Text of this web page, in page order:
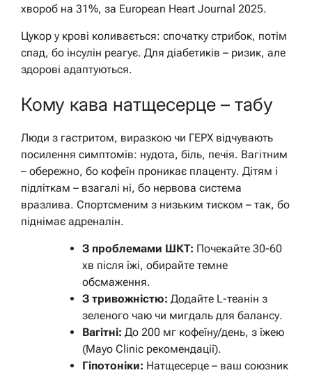
хвороб на 31%, за European Heart Journal 2025.
Цукор у крові коливається: спочатку стрибок, потім
спад, бо інсулін реагує. Для діабетиків – ризик, але
здорові адаптуються.
Кому кава натщесерце – табу
Люди з гастритом, виразкою чи ГЕРХ відчувають
посилення симптомів: нудота, біль, печія. Вагітним
– обережно, бо кофеїн проникає плаценту. Дітям і
підліткам – взагалі ні, бо нервова система
вразлива. Спортсменим з низьким тиском – так, бо
піднімає адреналін.
З проблемами ШКТ: Почекайте 30-60
хв після їжі, обирайте темне
обсмаження.
З тривожністю: Додайте L-теанін з
зеленого чаю чи мигдаль для балансу.
Вагітні: До 200 мг кофеїну/день, з їжею
(Mayo Clinic рекомендації).
Гіпотоніки: Натщесерце – ваш союзник